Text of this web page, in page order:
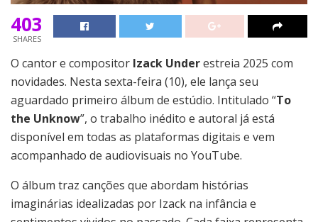
403
SHARES
O cantor e compositor Izack Underestreia 2025 com
novidades. Nesta sexta-feira (10), ele lança seu
aguardado primeiro álbum de estúdio. Intitulado “To
the Unknow”, o trabalho inédito e autoral já está
disponível em todas as plataformas digitais e vem
acompanhado de audiovisuais no YouTube.
O álbum traz canções que abordam histórias
imaginárias idealizadas por Izack na infância e